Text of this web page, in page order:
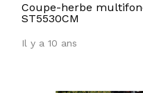
Coupe-herbe
ST5530CM
Il y a 10 ans